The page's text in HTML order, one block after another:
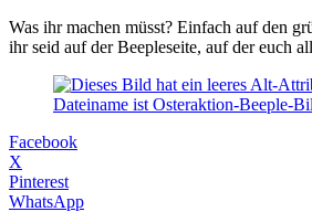
Was ihr machen müsst? Einfach auf den
ihr seid auf der Beepleseite, auf der euch
Facebook
X
Pinterest
WhatsApp